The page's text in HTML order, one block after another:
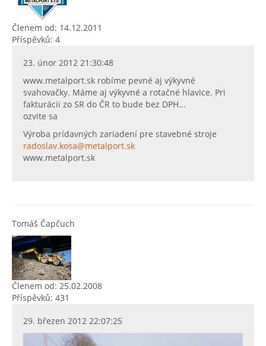
Členem od: 14.12.2011
Příspěvků: 4
23. únor 2012 21:30:48
www.metalport.sk robíme pevné aj výkyvné
svahovačky. Máme aj výkyvné a rotačné hlavice. Pri
fakturácii zo SR do ČR to bude bez DPH...
ozvite sa
Výroba prídavných zariadení pre stavebné stroje
radoslav.kosa@metalport.sk
www.metalport.sk
Tomáš Čapčuch
Členem od: 25.02.2008
Příspěvků: 431
29. březen 2012 22:07:25